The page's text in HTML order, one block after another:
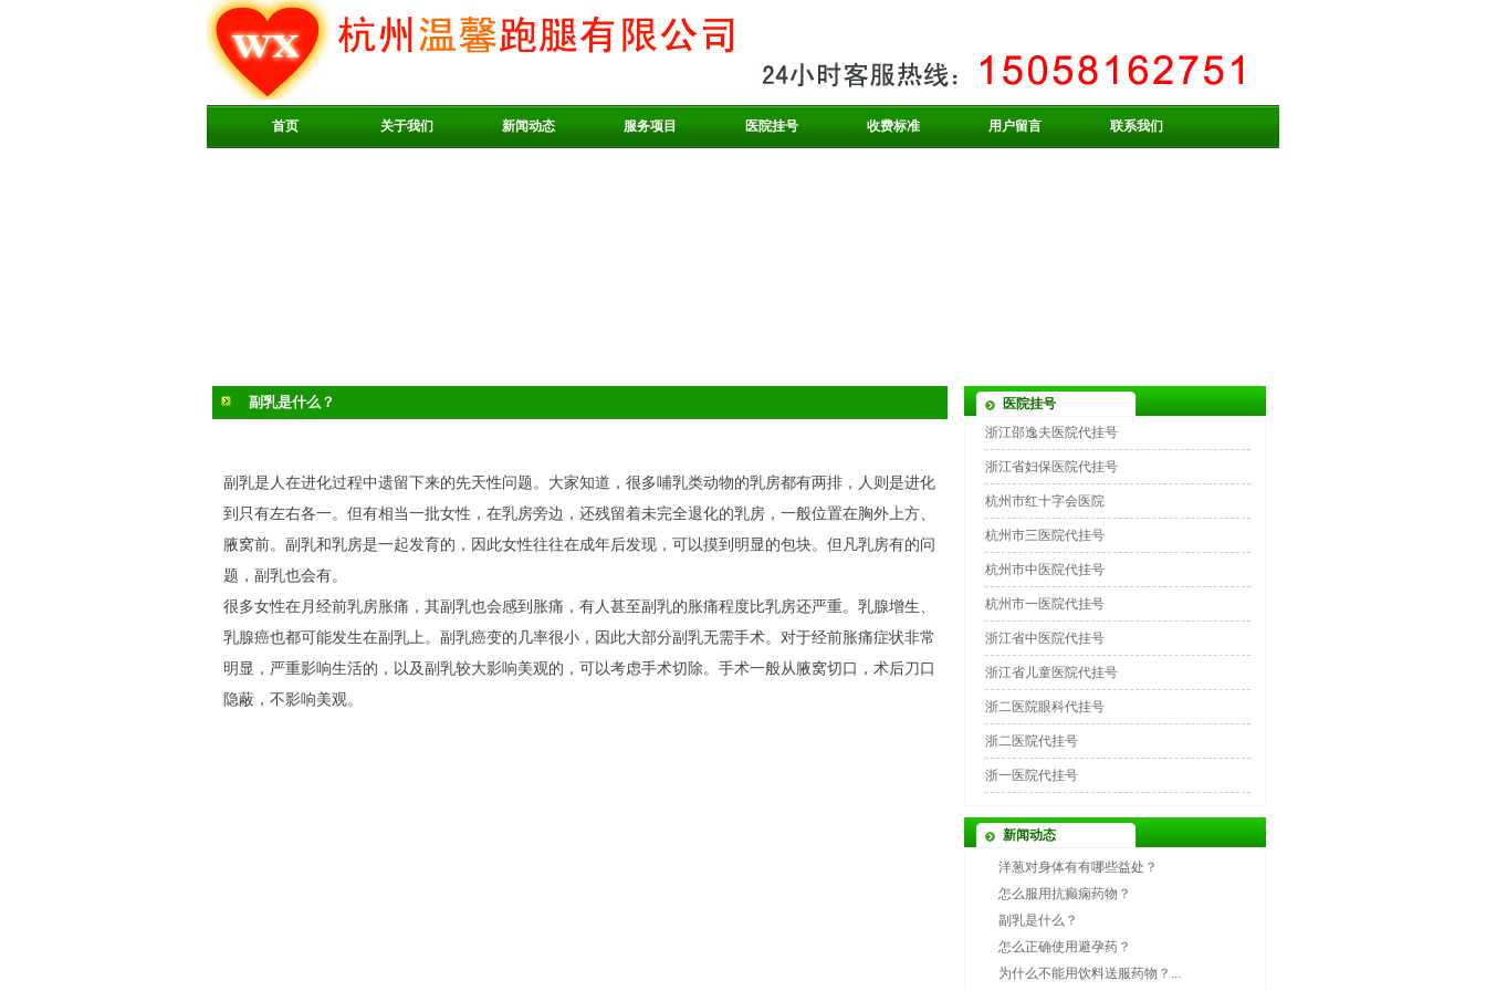
首页 关于我们 新闻动态 服务项目 医院挂号 收费标准 用户留言 联系我们
副乳是什么？
副乳是人在进化过程中遗留下来的先天性问题。大家知道，很多哺乳类动物的乳房都有两排，人则是进化
到只有左右各一。但有相当一批女性，在乳房旁边，还残留着未完全退化的乳房，一般位置在胸外上方、
腋窝前。副乳和乳房是一起发育的，因此女性往往在成年后发现，可以摸到明显的包块。但凡乳房有的问
题，副乳也会有。
很多女性在月经前乳房胀痛，其副乳也会感到胀痛，有人甚至副乳的胀痛程度比乳房还严重。乳腺增生、
乳腺癌也都可能发生在副乳上。副乳癌变的几率很小，因此大部分副乳无需手术。对于经前胀痛症状非常
明显，严重影响生活的，以及副乳较大影响美观的，可以考虑手术切除。手术一般从腋窝切口，术后刀口
隐蔽，不影响美观。
医院挂号
浙江邵逸夫医院代挂号
浙江省妇保医院代挂号
杭州市红十字会医院
杭州市三医院代挂号
杭州市中医院代挂号
杭州市一医院代挂号
浙江省中医院代挂号
浙江省儿童医院代挂号
浙二医院眼科代挂号
浙二医院代挂号
浙一医院代挂号
新闻动态
洋葱对身体有有哪些益处？
怎么服用抗癫痫药物？
副乳是什么？
怎么正确使用避孕药？
为什么不能用饮料送服药物？...